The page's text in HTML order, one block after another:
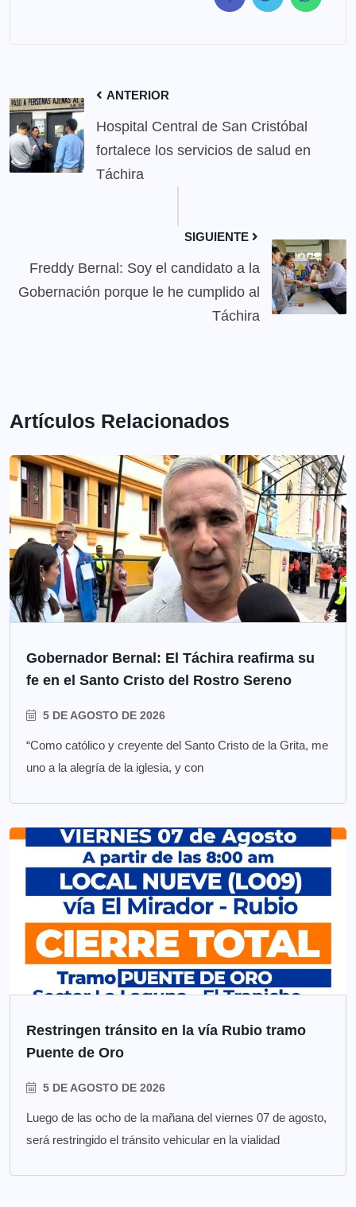
ANTERIOR
Hospital Central de San Cristóbal
fortalece los servicios de salud en
Táchira
SIGUIENTE
Freddy Bernal: Soy el candidato a la
Gobernación porque le he cumplido al
Táchira
Artículos Relacionados
Gobernador Bernal: El Táchira reafirma su
fe en el Santo Cristo del Rostro Sereno
5 DE AGOSTO DE 2026
“Como católico y creyente del Santo Cristo de la Grita, me
uno a la alegría de la iglesia, y con
Restringen tránsito en la vía Rubio tramo
Puente de Oro
5 DE AGOSTO DE 2026
Luego de las ocho de la mañana del viernes 07 de agosto,
será restringido el tránsito vehicular en la vialidad